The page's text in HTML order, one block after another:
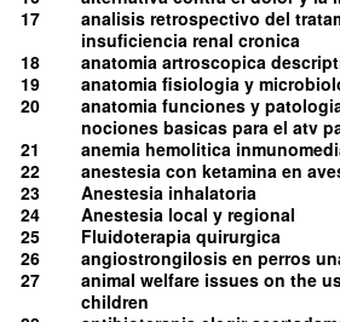
17
analisis retrospectivo del
insuficiencia renal cronica
18
anatomia artroscopica
19
anatomia fisiologia y
20
anatomia funciones y
nociones basicas para el atv
21
anemia hemolitica
22
anestesia con ketamina en
23
Anestesia inhalatoria
24
Anestesia local y regional
25
Fluidoterapia quirurgica
26
angiostrongilosis en perros
27
animal welfare issues on the
children